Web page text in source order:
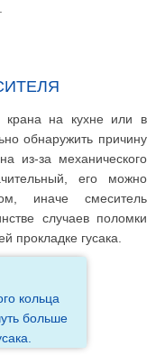
крана на кухне или в
обнаружить причину
из-за механического
его можно
иначе смеситель
случаев поломки
прокладке гусака.
кольца
больше